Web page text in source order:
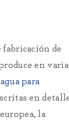
fabricación de
en
agua para
en
la